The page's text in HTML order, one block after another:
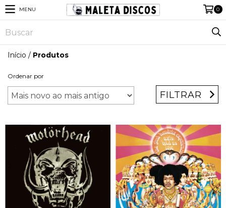
MENU 0
Início / Produtos
Ordenar por
FILTRAR